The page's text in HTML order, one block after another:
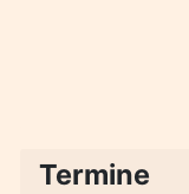
Termine